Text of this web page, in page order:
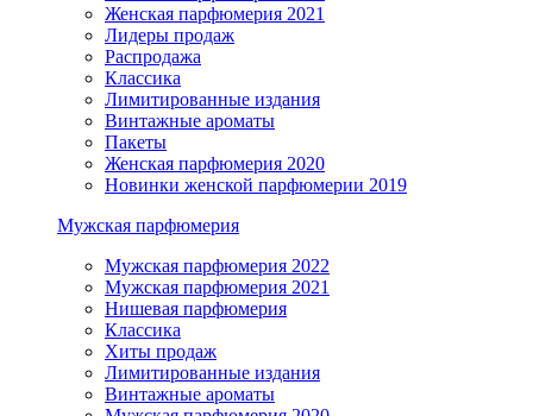
Женская парфюмерия 2021
Лидеры продаж
Распродажа
Классика
Лимитированные издания
Винтажные ароматы
Пакеты
Женская парфюмерия 2020
Новинки женской парфюмерии 2019
Мужская парфюмерия
Мужская парфюмерия 2022
Мужская парфюмерия 2021
Нишевая парфюмерия
Классика
Хиты продаж
Лимитированные издания
Винтажные ароматы